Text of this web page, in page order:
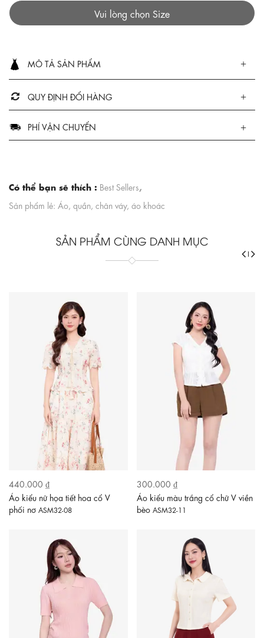
Vui lòng chọn Size
MÔ TẢ SẢN PHẨM
QUY ĐỊNH ĐỔI HÀNG
PHÍ VẬN CHUYỂN
Có thể bạn sẽ thích : Best Sellers,
Sản phẩm lẻ: Áo, quần, chân váy, áo khoác
SẢN PHẨM CÙNG DANH MỤC
440.000 ₫
Áo kiểu nữ họa tiết hoa cổ V
phối nơ ASM32-08
300.000 ₫
Áo kiểu màu trắng cổ chữ V viền
bèo ASM32-11